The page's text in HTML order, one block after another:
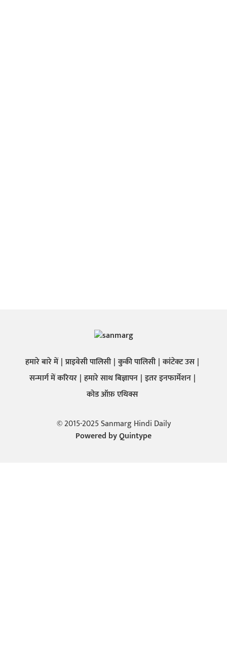
हमारे बारे में प्राइवेसी पालिसी कुकी पालिसी कांटेक्ट उस
सन्मार्ग में करियर हमारे साथ बिज्ञापन इतर इनफार्मेशन
कोड ऑफ़ एथिक्स
© 2015-2025 Sanmarg Hindi Daily
Powered byQuintype